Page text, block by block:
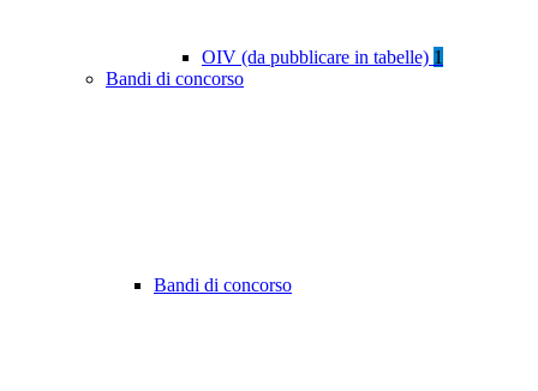
OIV (da pubblicare in tabelle) 1
Bandi di concorso
Bandi di concorso